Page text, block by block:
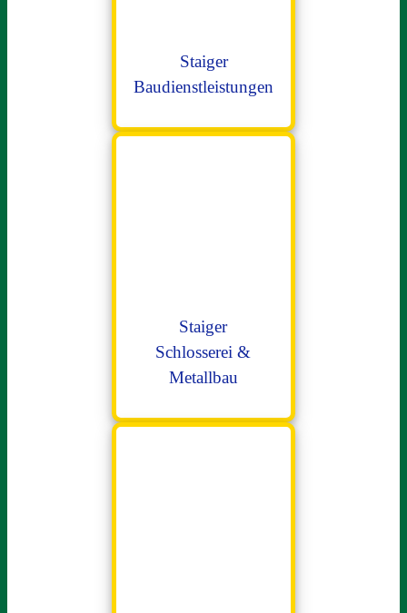
Staiger
Baudienstleistungen
Staiger
Schlosserei &
Metallbau